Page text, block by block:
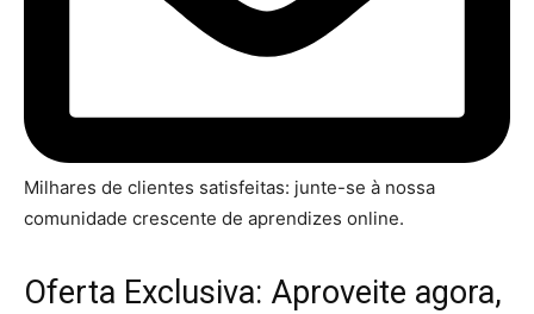
Milhares de clientes satisfeitas: junte-se à nossa
comunidade crescente de aprendizes online.
Oferta Exclusiva: Aproveite agora,